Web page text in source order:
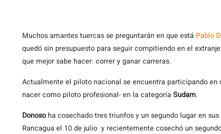
Muchosamantes tuercas se preguntarán en que está Pablo
quedó sin presupuesto para seguir compitiendo en el
que mejor sabe hacer: correr y ganar carreras.
Actualmente el piloto nacional se encuentra participando en
nacer como piloto profesional- en la categoría Sudam.
Donosoha cosechado tres triunfos y un segundo lugar en
Rancagua el 10 de julio y recientemente cosechó un